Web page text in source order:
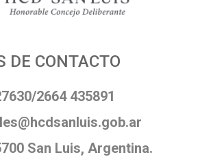
DE CONTACTO
2664 435891
San Luis, Argentina.